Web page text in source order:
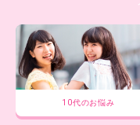
10代のお悩み